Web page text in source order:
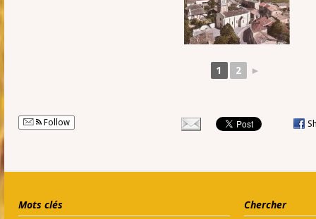
1 2 ►
Follow
Mots clés Chercher